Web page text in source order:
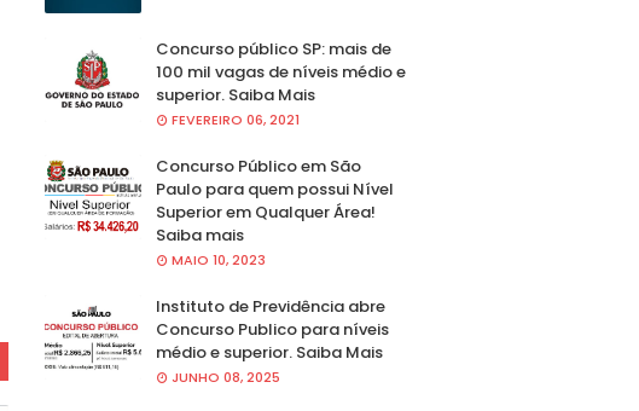
Concurso público SP: mais de
100 mil vagas de níveis médio e
superior. Saiba Mais
FEVEREIRO 06, 2021
Concurso Público em São
Paulo para quem possui Nível
Superior em Qualquer Área!
Saiba mais
MAIO 10, 2023
Instituto de Previdência abre
Concurso Publico para níveis
médio e superior. Saiba Mais
JUNHO 08, 2025